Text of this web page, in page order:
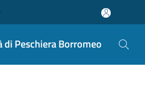
di Peschiera Borromeo